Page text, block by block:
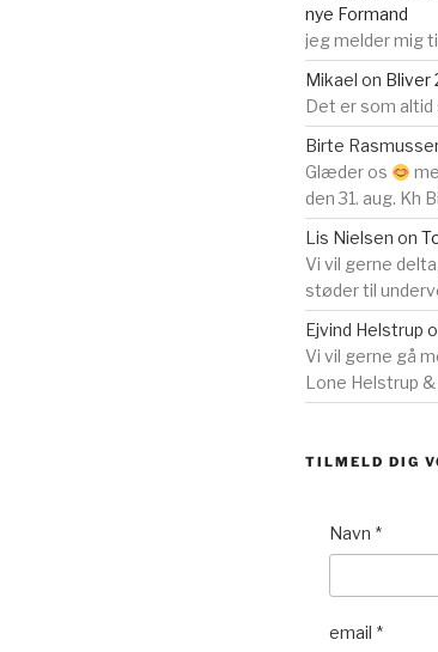
nye Formand
jeg melder mig
Mikael on Bliver
Det er som
Birte
Glæder os
den 31. aug. Kh
Lis Nielsen on
Vi vil gerne
støder til
Ejvind Helstrup
Vi vil gerne gå
Lone Helstrup
TILMELD DIG
Navn *
email *